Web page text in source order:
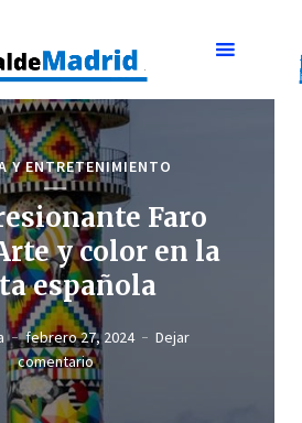
Y ENTRETENIMIENTO
Faro
y color en la
española
febrero 27, 2024
Dejar
comentario